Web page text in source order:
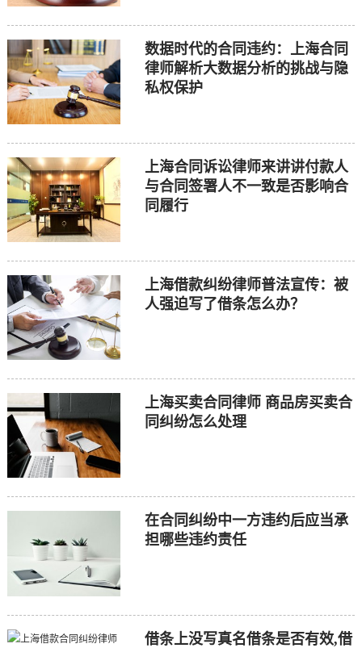
数据时代的合同违约：上海合同
律师解析大数据分析的挑战与隐
私权保护
上海合同诉讼律师来讲讲付款人
与合同签署人不一致是否影响合
同履行
上海借款纠纷律师普法宣传：被
人强迫写了借条怎么办？
上海买卖合同律师 商品房买卖合
同纠纷怎么处理
在合同纠纷中一方违约后应当承
担哪些违约责任
借条上没写真名借条是否有效,借